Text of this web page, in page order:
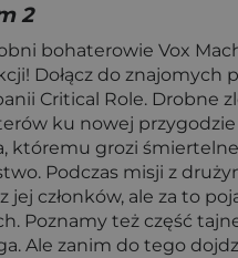
2
bohaterowie Vox
Dołącz do znajomych
Critical Role. Drobne
ku nowej przygodzie
któremu grozi śmiertelne
Podczas misji z
jej członków, ale za to
Poznamy też część
Ale zanim do tego